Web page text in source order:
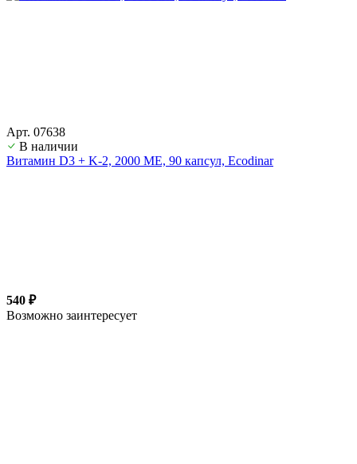
Арт. 07638
В наличии
Витамин D3 + K-2, 2000 ME, 90 капсул, Ecodinar
540 ₽
Возможно заинтересует